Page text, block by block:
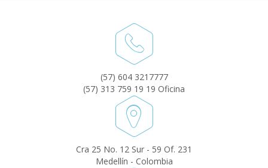
(57) 604 3217777
(57) 313 759 19 19 Oficina
Cra 25 No. 12 Sur - 59 Of. 231
Medellín - Colombia